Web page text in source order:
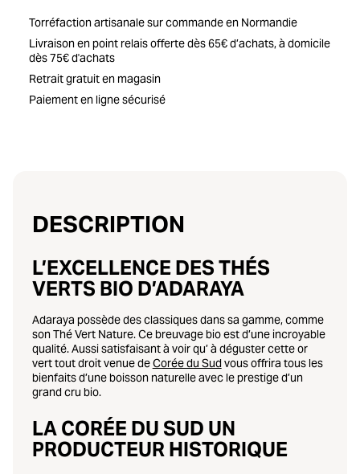
Torréfaction artisanale sur commande en Normandie
Livraison en point relais offerte dès 65€ d’achats, à domicile
dès 75€ d'achats
Retrait gratuit en magasin
Paiement en ligne sécurisé
DESCRIPTION
L’EXCELLENCE DES THÉS
VERTS BIO D’ADARAYA
Adaraya possède des classiques dans sa gamme, comme
son Thé Vert Nature. Ce breuvage bio est d’une incroyable
qualité. Aussisatisfaisant à voir qu’ à déguster cette or
verttout droit venue deCorée du Sudvous offrira tous les
bienfaits d’une boisson naturelle avec le prestige d’un
grand cru bio.
LA CORÉE DU SUD UN
PRODUCTEUR HISTORIQUE